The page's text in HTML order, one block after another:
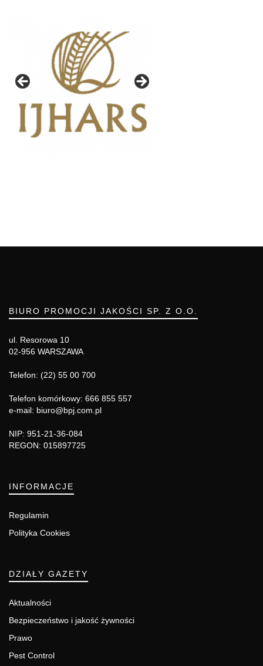
BIURO PROMOCJI JAKOŚCI SP. Z O.O.
ul. Resorowa 10
02-956 WARSZAWA
Telefon: (22) 55 00 700
Telefon komórkowy: 666 855 557
e-mail: biuro@bpj.com.pl
NIP: 951-21-36-084
REGON: 015897725
INFORMACJE
Regulamin
Polityka Cookies
DZIAŁY GAZETY
Aktualności
Bezpieczeństwo i jakość żywności
Prawo
Pest Control